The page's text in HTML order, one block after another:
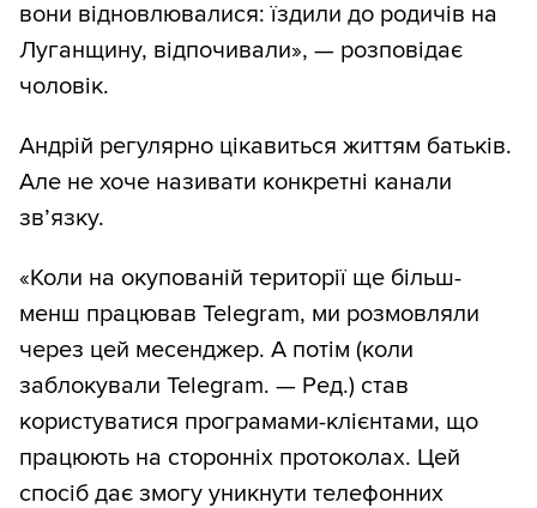
вони відновлювалися: їздили до родичів на
Луганщину, відпочивали», — розповідає
чоловік.
Андрій регулярно цікавиться життям батьків.
Але не хоче називати конкретні канали
зв’язку.
«Коли на окупованій території ще більш-
менш працював Telegram, ми розмовляли
через цей месенджер. А потім (коли
заблокували Telegram. — Ред.) став
користуватися програмами-клієнтами, що
працюють на сторонніх протоколах. Цей
спосіб дає змогу уникнути телефонних